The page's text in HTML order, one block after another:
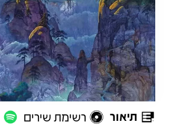
תיאור רשימת שירים